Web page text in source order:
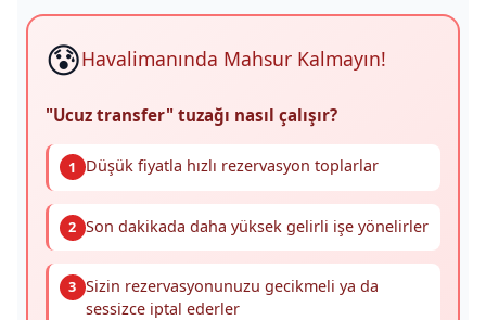
😰Havalimanında Mahsur Kalmayın!
"Ucuz transfer" tuzağı nasıl çalışır?
1 Düşük fiyatla hızlı rezervasyon toplarlar
2 Son dakikada daha yüksek gelirli işe yönelirler
3 Sizin rezervasyonunuzu gecikmeli ya da
sessizce iptal ederler